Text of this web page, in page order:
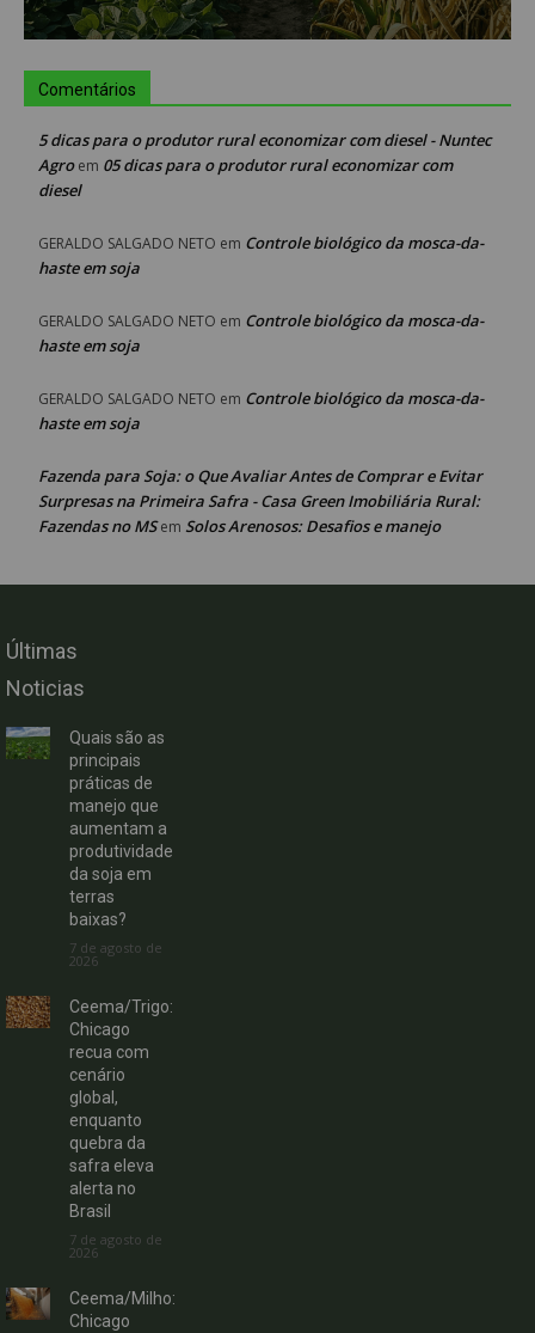
Comentários
5 dicas para o produtor rural economizar com diesel - Nuntec
Agroem 05 dicas para o produtor rural economizar com
diesel
GERALDO SALGADO NETO em Controle biológico da mosca-da-
haste em soja
GERALDO SALGADO NETO em Controle biológico da mosca-da-
haste em soja
GERALDO SALGADO NETO em Controle biológico da mosca-da-
haste em soja
Fazenda para Soja: o Que Avaliar Antes de Comprar e Evitar
Surpresas na Primeira Safra - Casa Green Imobiliária Rural:
Fazendas no MSem Solos Arenosos: Desafios e manejo
Últimas
Noticias
Quais são as
principais
práticas de
manejo que
aumentam a
produtividade
da soja em
terras
baixas?
7 de agosto de
2026
Ceema/Trigo:
Chicago
recua com
cenário
global,
enquanto
quebra da
safra eleva
alerta no
Brasil
7 de agosto de
2026
Ceema/Milho:
Chicago